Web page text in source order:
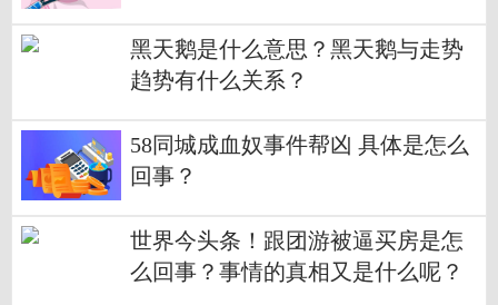
黑天鹅是什么意思？黑天鹅与走势
趋势有什么关系？
58同城成血奴事件帮凶 具体是怎么
回事？
世界今头条！跟团游被逼买房是怎
么回事？事情的真相又是什么呢？